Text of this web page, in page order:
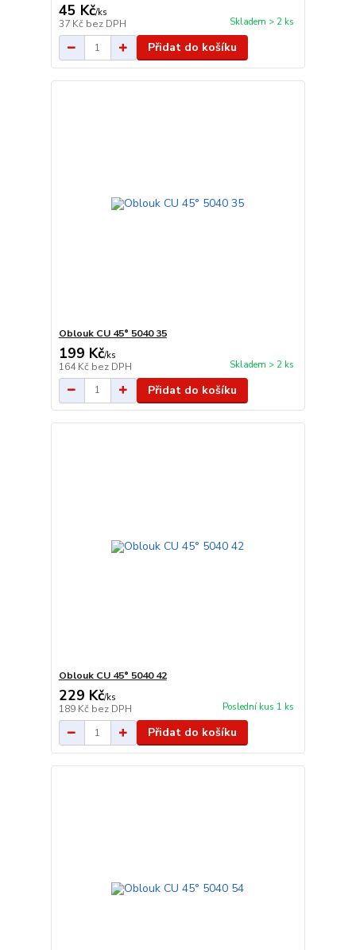
45 Kč/ks
37 Kč bez DPH Skladem > 2 ks
Přidat do košíku
Oblouk CU 45° 5040 35
199 Kč/ks
164 Kč bez DPH Skladem > 2 ks
Přidat do košíku
Oblouk CU 45° 5040 42
229 Kč/ks
189 Kč bez DPH Poslední kus 1 ks
Přidat do košíku